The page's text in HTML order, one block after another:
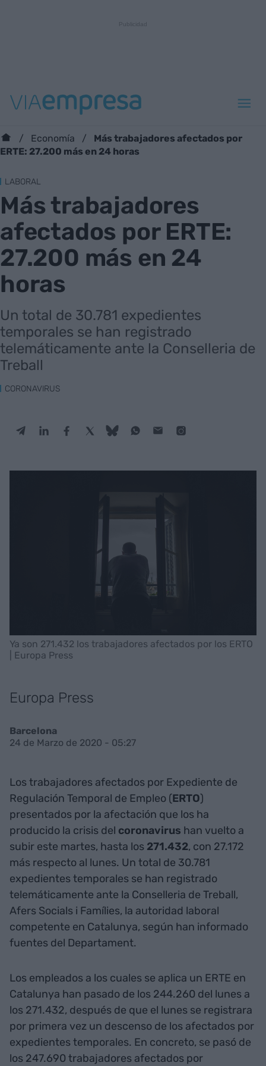
Economía
Más trabajadores afectados por
ERTE: 27.200 más en 24 horas
LABORAL
Más trabajadores
afectados por ERTE:
27.200 más en 24
horas
Un total de 30.781 expedientes
temporales se han registrado
telemáticamente ante la Conselleria de
Treball
CORONAVIRUS
Ya son 271.432 los trabajadores afectados por los ERTO
| Europa Press
Europa Press
Barcelona
24 de Marzo de 2020 - 05:27
Los trabajadores afectados por Expediente de
Regulación Temporal de Empleo (ERTO)
presentados por la afectación que los ha
producido la crisis del coronavirus han vuelto a
subir este martes, hasta los 271.432, con 27.172
más respecto al lunes. Un total de 30.781
expedientes temporales se han registrado
telemáticamente ante la Conselleria de Treball,
Afers Socials i Famílies, la autoridad laboral
competente en Catalunya, según han informado
fuentes del Departament.
Los empleados a los cuales se aplica un ERTE en
Catalunya han pasado de los 244.260 del lunes a
los 271.432, después de que el lunes se registrara
por primera vez un descenso de los afectados por
expedientes temporales. En concreto, se pasó de
los 247.690 trabajadores afectados por